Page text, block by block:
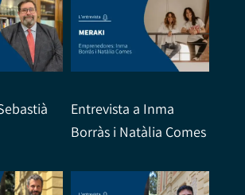
Entrevista a Inma
Borràs i Natàlia Comes